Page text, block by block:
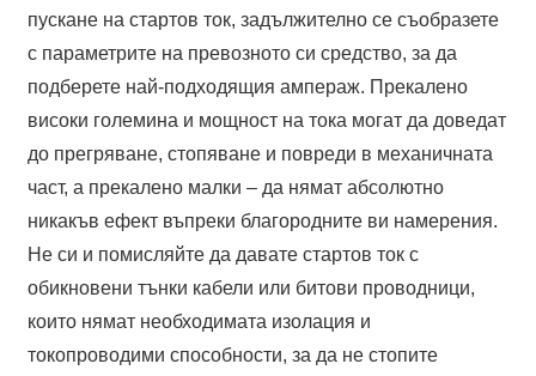
пускане на стартов ток, задължително се съобразете
с параметрите на превозното си средство, за да
подберете най-подходящия ампераж. Прекалено
високи големина и мощност на тока могат да доведат
до прегряване, стопяване и повреди в механичната
част, а прекалено малки – да нямат абсолютно
никакъв ефект въпреки благородните ви намерения.
Не си и помисляйте да давате стартов ток с
обикновени тънки кабели или битови проводници,
които нямат необходимата изолация и
токопроводими способности, за да не стопите